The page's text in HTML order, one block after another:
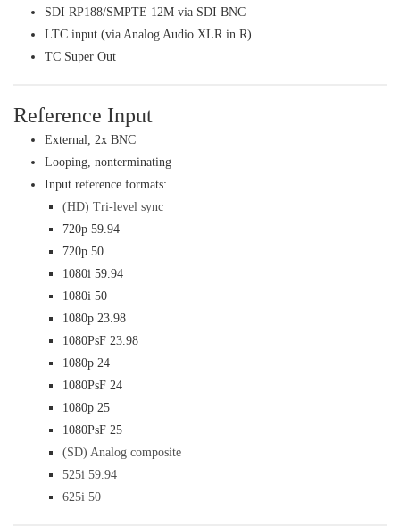
SDI RP188/SMPTE 12M via SDI BNC
LTC input (via Analog Audio XLR in R)
TC Super Out
Reference Input
External, 2x BNC
Looping, nonterminating
Input reference formats:
(HD) Tri-level sync
720p 59.94
720p 50
1080i 59.94
1080i 50
1080p 23.98
1080PsF 23.98
1080p 24
1080PsF 24
1080p 25
1080PsF 25
(SD) Analog composite
525i 59.94
625i 50